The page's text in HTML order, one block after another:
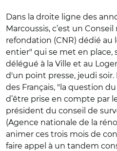
Dans la droite ligne des
Marcoussis, c’est un
refondation (CNR) dédié
entier" qui se met en place,
délégué à la Ville et au
d'un point presse, jeudi
des Français, "la question
d’être prise en compte par
président du conseil de
(Agence nationale de la
animer ces trois mois de
faire appel à un tandem